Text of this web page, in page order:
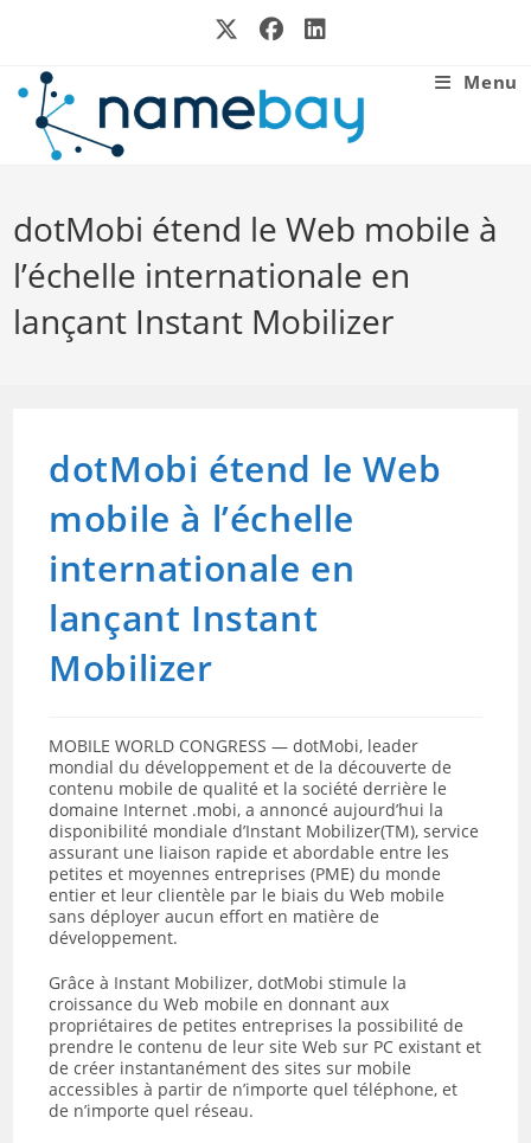
Menu
dotMobi étend le Web mobile à
l’échelle internationale en
lançant Instant Mobilizer
dotMobi étend le Web
mobile à l’échelle
internationale en
lançant Instant
Mobilizer
MOBILE WORLD CONGRESS — dotMobi, leader
mondial du développement et de la découverte de
contenu mobile de qualité et la société derrière le
domaine Internet .mobi, a annoncé aujourd’hui la
disponibilité mondiale d’Instant Mobilizer(TM), service
assurant une liaison rapide et abordable entre les
petites et moyennes entreprises (PME) du monde
entier et leur clientèle par le biais du Web mobile
sans déployer aucun effort en matière de
développement.
Grâce à Instant Mobilizer, dotMobi stimule la
croissance du Web mobile en donnant aux
propriétaires de petites entreprises la possibilité de
prendre le contenu de leur site Web sur PC existant et
de créer instantanément des sites sur mobile
accessibles à partir de n’importe quel téléphone, et
de n’importe quel réseau.